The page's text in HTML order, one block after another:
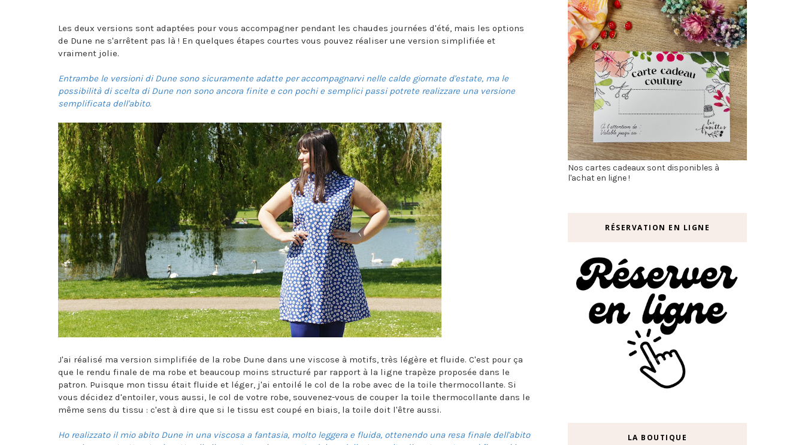
Les deux versions sont adaptées pour vous accompagner pendant les chaudes journées d'été, mais les options
de Dune ne s'arrêtent pas là ! En quelques étapes courtes vous pouvez réaliser une version simplifiée et
vraiment jolie.
Entrambe le versioni di Dune sono sicuramente adatte per accompagnarvi nelle calde giornate d'estate, ma le
possibilità di scelta di Dune non sono ancora finite e con pochi e semplici passi potrete realizzare una versione
semplificata dell'abito.
J'ai réalisé ma version simplifiée de la robe Dune dans une viscose à motifs, très légère et fluide. C'est pour ça
que le rendu finale de ma robe et beaucoup moins structuré par rapport à la ligne trapèze proposée dans le
patron. Puisque mon tissu était fluide et léger, j'ai entoilé le col de la robe avec de la toile thermocollante. Si
vous décidez d'entoiler, vous aussi, le col de votre robe, souvenez-vous de couper la toile thermocollante dans le
même sens du tissu : c'est à dire que si le tissu est coupé en biais, la toile doit l'être aussi.
Ho realizzato il mio abito Dune in una viscosa a fantasia, molto leggera e fluida, ottenendo una resa finale dell'abito
Nos cartes cadeaux sont disponibles à
l'achat en ligne !
RÉSERVATION EN LIGNE
LA BOUTIQUE